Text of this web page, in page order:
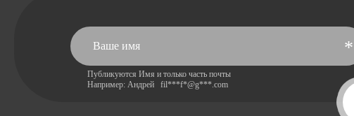
*
Публикуются Имя и только часть почты
Например: Андрей fil***f*@g***.com